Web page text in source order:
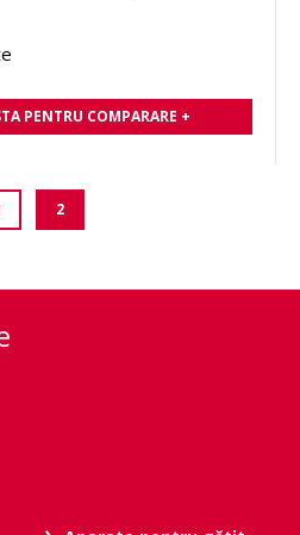
PENTRU COMPARARE +
2